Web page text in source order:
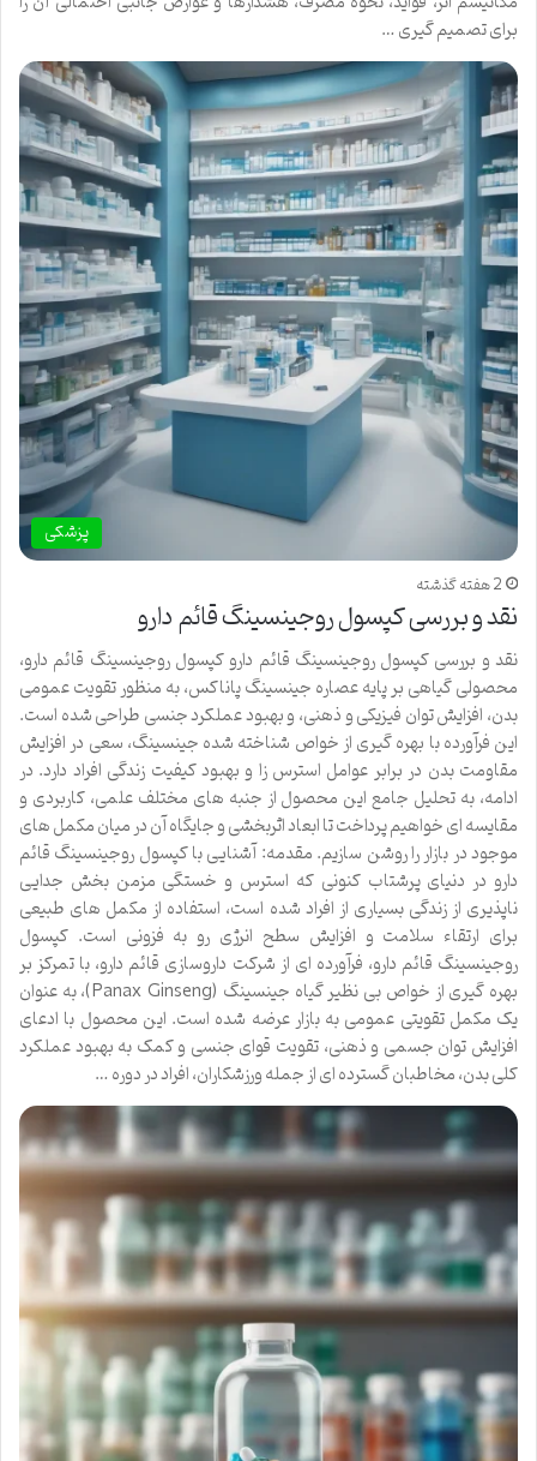
برای تصمیم گیری …
پزشکی
2 هفته گذشته
نقد و بررسی کپسول روجینسینگ قائم دارو
نقد و بررسی کپسول روجینسینگ قائم دارو کپسول روجینسینگ قائم دارو،
محصولی گیاهی بر پایه عصاره جینسینگ پاناکس، به منظور تقویت عمومی
بدن، افزایش توان فیزیکی و ذهنی، و بهبود عملکرد جنسی طراحی شده است.
این فرآورده با بهره گیری از خواص شناخته شده جینسینگ، سعی در افزایش
مقاومت بدن در برابر عوامل استرس زا و بهبود کیفیت زندگی افراد دارد. در
ادامه، به تحلیل جامع این محصول از جنبه های مختلف علمی، کاربردی و
مقایسه ای خواهیم پرداخت تا ابعاد اثربخشی و جایگاه آن در میان مکمل های
موجود در بازار را روشن سازیم. مقدمه: آشنایی با کپسول روجینسینگ قائم
دارو در دنیای پرشتاب کنونی که استرس و خستگی مزمن بخش جدایی
ناپذیری از زندگی بسیاری از افراد شده است، استفاده از مکمل های طبیعی
برای ارتقاء سلامت و افزایش سطح انرژی رو به فزونی است. کپسول
روجینسینگ قائم دارو، فرآورده ای از شرکت داروسازی قائم دارو، با تمرکز بر
بهره گیری از خواص بی نظیر گیاه جینسینگ (Panax Ginseng)، به عنوان
یک مکمل تقویتی عمومی به بازار عرضه شده است. این محصول با ادعای
افزایش توان جسمی و ذهنی، تقویت قوای جنسی و کمک به بهبود عملکرد
کلی بدن، مخاطبان گسترده ای از جمله ورزشکاران، افراد در دوره …